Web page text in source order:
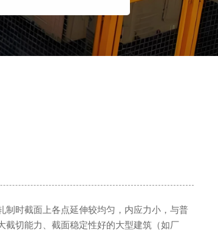
制时截面上各点延伸较均匀，内应力小，与普
截切能力、截面稳定性好的大型建筑（如厂